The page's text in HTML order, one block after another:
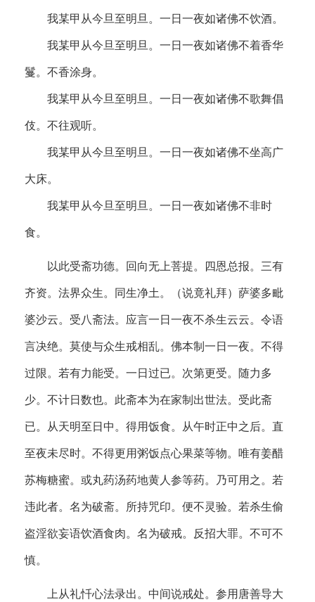
我某甲从今旦至明旦。一日一夜如诸佛不饮酒。
我某甲从今旦至明旦。一日一夜如诸佛不着香华
鬘。不香涂身。
我某甲从今旦至明旦。一日一夜如诸佛不歌舞倡
伎。不往观听。
我某甲从今旦至明旦。一日一夜如诸佛不坐高广
大床。
我某甲从今旦至明旦。一日一夜如诸佛不非时
食。
以此受斋功德。回向无上菩提。四恩总报。三有
齐资。法界众生。同生净土。（说竟礼拜）萨婆多毗
婆沙云。受八斋法。应言一日一夜不杀生云云。令语
言决绝。莫使与众生戒相乱。佛本制一日一夜。不得
过限。若有力能受。一日过已。次第更受。随力多
少。不计日数也。此斋本为在家制出世法。受此斋
已。从天明至日中。得用饭食。从午时正中之后。直
至夜未尽时。不得更用粥饭点心果菜等物。唯有姜醋
苏梅糖蜜。或丸药汤药地黄人参等药。乃可用之。若
违此者。名为破斋。所持咒印。便不灵验。若杀生偷
盗淫欲妄语饮酒食肉。名为破戒。反招大罪。不可不
慎。
上从礼忏心法录出。中间说戒处。参用唐善导大